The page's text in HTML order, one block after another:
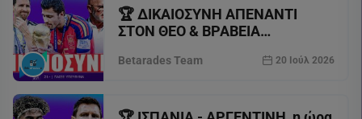
🏆 ΔΙΚΑΙΟΣΥΝΗ ΑΠΕΝΑΝΤΙ
ΣΤΟΝ ΘΕΟ & ΒΡΑΒΕΙΑ
ΧΕΙΡΟΤΕΡΟΥΣ ⚽
Betarades Team 20 Ιούλ 2026